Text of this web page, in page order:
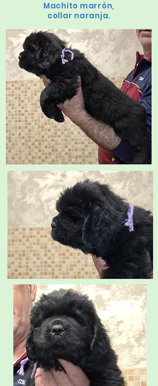
Machito marrón,
collar naranja.